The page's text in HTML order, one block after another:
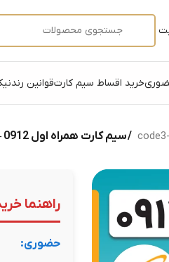
خرید اقساط سیم کارتقوانین
/ سیم کارت همراه اول 0912 – کد 3 – نقد و اقساط
راهنما
حضوری: